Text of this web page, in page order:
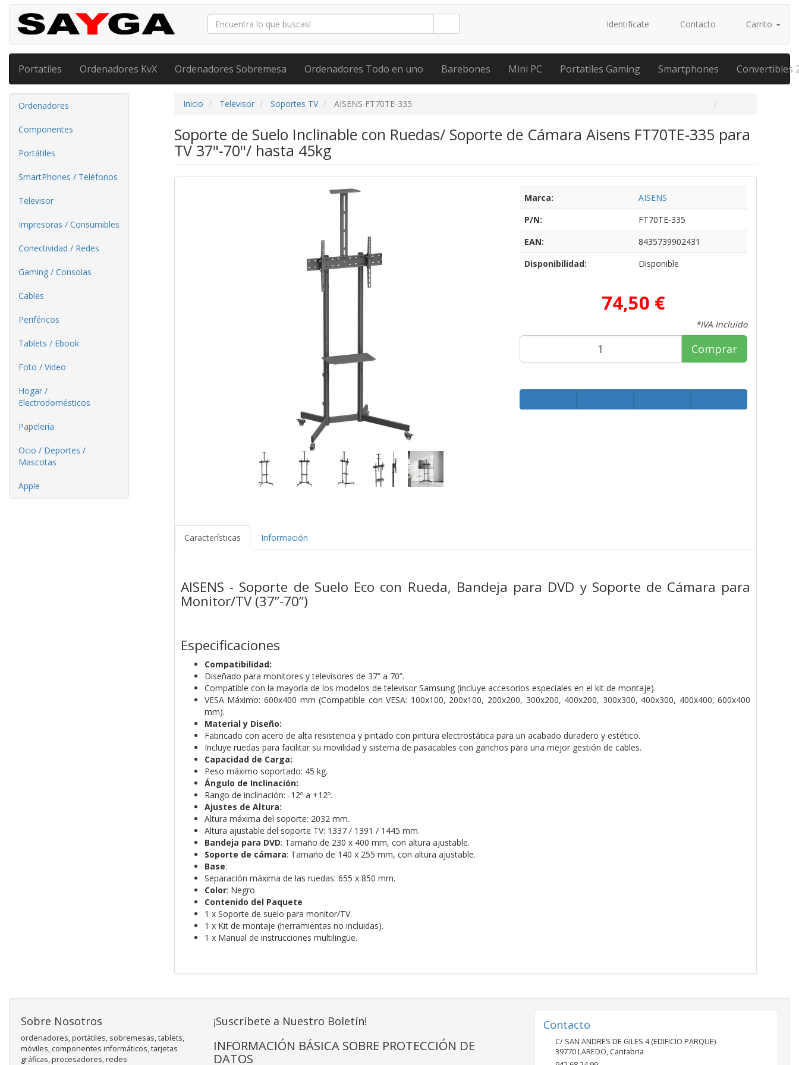
Identifícate Contacto Carrito
Portatiles Ordenadores KvX Ordenadores Sobremesa Ordenadores Todo en uno Barebones Mini PC Portatiles Gaming Smartphones Convertibles
Ordenadores
Componentes
Portátiles
SmartPhones / Teléfonos
Televisor
Impresoras / Consumibles
Conectividad / Redes
Gaming / Consolas
Cables
Periféricos
Tablets / Ebook
Foto / Video
Hogar /
Electrodomésticos
Papelería
Ocio / Deportes /
Mascotas
Apple
Inicio Televisor Soportes TV AISENS FT70TE-335
Soporte de Suelo Inclinable con Ruedas/ Soporte de Cámara Aisens FT70TE-335 para
TV 37"-70"/ hasta 45kg
Marca:
AISENS
P/N:
FT70TE-335
EAN:
8435739902431
Disponibilidad:
Disponible
74,50 €
*IVA Incluido
Comprar
Características Información
AISENS - Soporte de Suelo Eco con Rueda, Bandeja para DVD y Soporte de Cámara para
Monitor/TV (37”-70”)
Especificaciones
Compatibilidad:
Diseñado para monitores y televisores de 37” a 70”.
Compatible con la mayoría de los modelos de televisor Samsung (incluye accesorios especiales en el kit de montaje).
VESA Máximo: 600x400 mm (Compatible con VESA: 100x100, 200x100, 200x200, 300x200, 400x200, 300x300, 400x300, 400x400, 600x400
mm).
Material y Diseño:
Fabricado con acero de alta resistencia y pintado con pintura electrostática para un acabado duradero y estético.
Incluye ruedas para facilitar su movilidad y sistema de pasacables con ganchos para una mejor gestión de cables.
Capacidad de Carga:
Peso máximo soportado: 45 kg.
Ángulo de Inclinación:
Rango de inclinación: -12º a +12º.
Ajustes de Altura:
Altura máxima del soporte: 2032 mm.
Altura ajustable del soporte TV: 1337 / 1391 / 1445 mm.
Bandeja para DVD: Tamaño de 230 x 400 mm, con altura ajustable.
Soporte de cámara: Tamaño de 140 x 255 mm, con altura ajustable.
Base:
Separación máxima de las ruedas: 655 x 850 mm.
Color: Negro.
Contenido del Paquete
1 x Soporte de suelo para monitor/TV.
1 x Kit de montaje (herramientas no incluidas).
1 x Manual de instrucciones multilingüe.
Sobre Nosotros
ordenadores, portátiles, sobremesas, tablets,
móviles, componentes informáticos, tarjetas
gráficas, procesadores, redes
¡Suscríbete a Nuestro Boletín!
INFORMACIÓN BÁSICA SOBRE PROTECCIÓN DE
DATOS
Contacto
C/ SAN ANDRES DE GILES 4 (EDIFICIO PARQUE)
39770LAREDO, Cantabria